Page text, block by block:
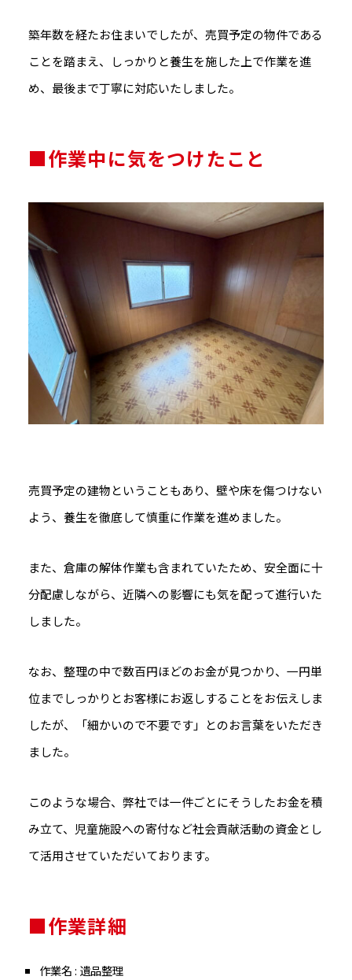
築年数を経たお住まいでしたが、売買予定の物件である
ことを踏まえ、しっかりと養生を施した上で作業を進
め、最後まで丁寧に対応いたしました。
■作業中に気をつけたこと
売買予定の建物ということもあり、壁や床を傷つけない
よう、養生を徹底して慎重に作業を進めました。
また、倉庫の解体作業も含まれていたため、安全面に十
分配慮しながら、近隣への影響にも気を配って進行いた
しました。
なお、整理の中で数百円ほどのお金が見つかり、一円単
位までしっかりとお客様にお返しすることをお伝えしま
したが、「細かいので不要です」とのお言葉をいただき
ました。
このような場合、弊社では一件ごとにそうしたお金を積
み立て、児童施設への寄付など社会貢献活動の資金とし
て活用させていただいております。
■作業詳細
作業名 : 遺品整理